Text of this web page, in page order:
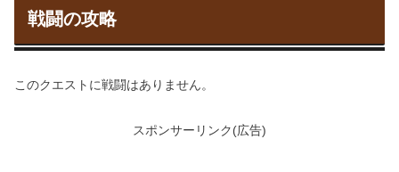
戦闘の攻略
このクエストに戦闘はありません。
スポンサーリンク(広告)